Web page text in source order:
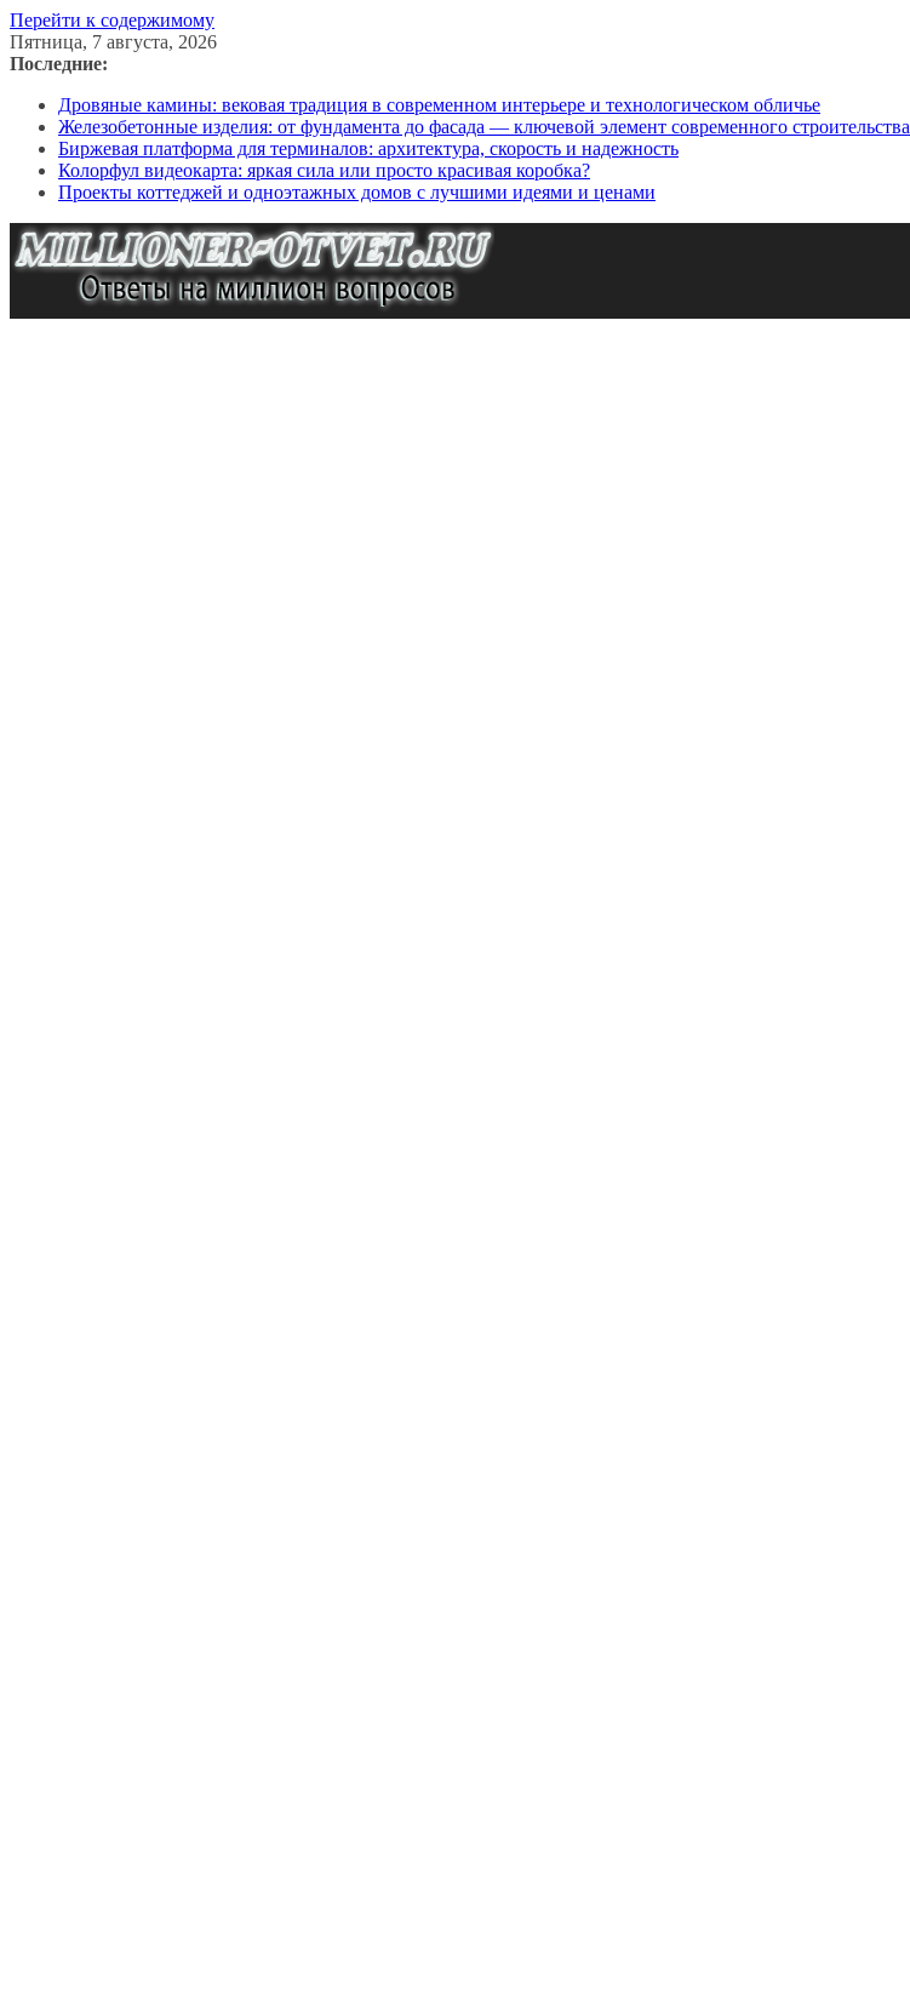
Перейти к содержимому
Пятница, 7 августа, 2026
Последние:
Дровяные камины: вековая традиция в современном интерьере и технологическом обличье
Железобетонные изделия: от фундамента до фасада — ключевой элемент современного строительства
Биржевая платформа для терминалов: архитектура, скорость и надежность
Колорфул видеокарта: яркая сила или просто красивая коробка?
Проекты коттеджей и одноэтажных домов с лучшими идеями и ценами